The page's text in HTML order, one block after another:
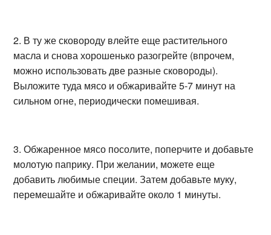
2. В ту же сковороду влейте еще растительного
масла и снова хорошенько разогрейте (впрочем,
можно использовать две разные сковороды).
Выложите туда мясо и обжаривайте 5-7 минут на
сильном огне, периодически помешивая.
3. Обжаренное мясо посолите, поперчите и добавьте
молотую паприку. При желании, можете еще
добавить любимые специи. Затем добавьте муку,
перемешайте и обжаривайте около 1 минуты.